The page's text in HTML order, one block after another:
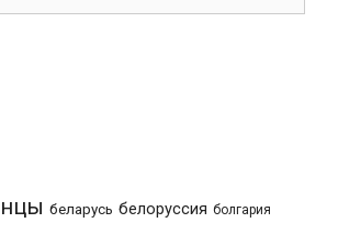
беларусь белоруссия болгария